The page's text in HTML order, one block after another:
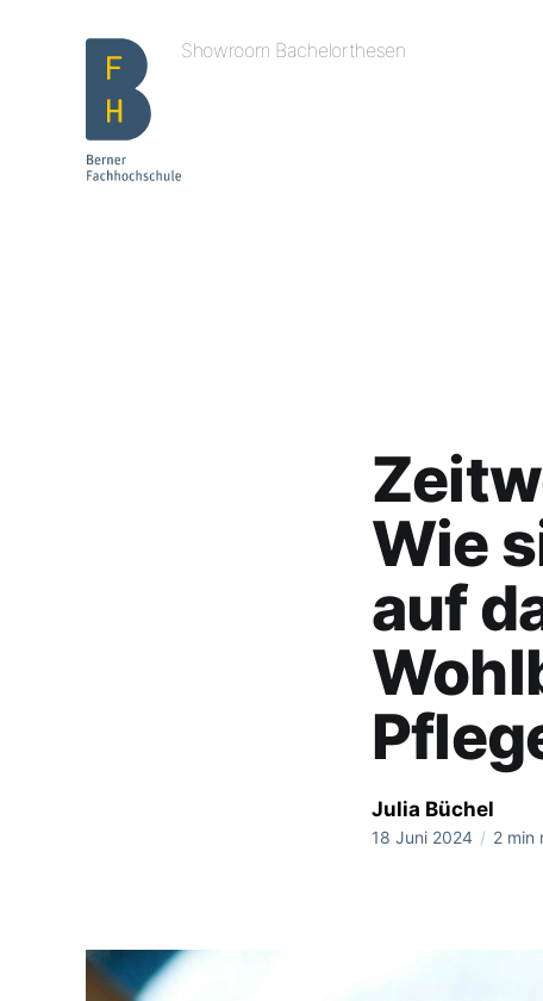
Showroom Bachelorthesen
Wie
auf
Julia Büchel
18 Juni 2024 / 2 min